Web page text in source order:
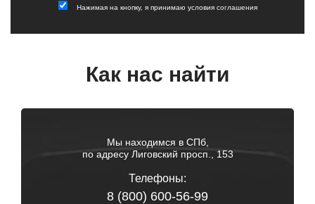
Нажимая на кнопку, я принимаю условия соглашения
Как нас найти
Мы находимся в СПб,
по адресу Лиговский просп., 153
Телефоны:
8 (800) 600-56-99